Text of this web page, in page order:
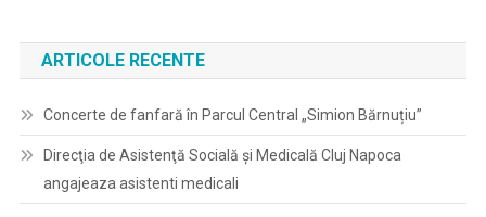
ARTICOLE RECENTE
Concerte de fanfară în Parcul Central „Simion Bărnuțiu”
Direcţia de Asistenţă Socială şi Medicală Cluj Napoca
angajeaza asistenti medicali